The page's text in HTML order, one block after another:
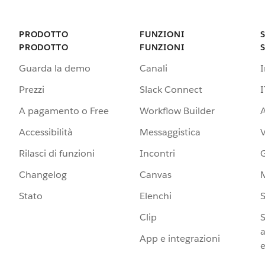
PRODOTTO
PRODOTTO
Guarda la demo
Prezzi
A pagamento o Free
Accessibilità
Rilasci di funzioni
Changelog
Stato
FUNZIONI
FUNZIONI
Canali
Slack Connect
Workflow Builder
Messaggistica
Incontri
Canvas
Elenchi
Clip
App e integrazioni